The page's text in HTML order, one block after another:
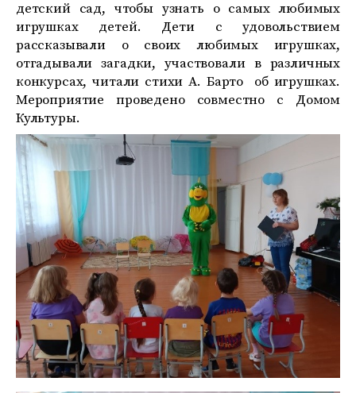
детский сад, чтобы узнать о самых любимых
игрушках детей. Дети с удовольствием
рассказывали о своих любимых игрушках,
отгадывали загадки, участвовали в различных
конкурсах, читали стихи А. Барто об игрушках.
Мероприятие проведено совместно с Домом
Культуры.